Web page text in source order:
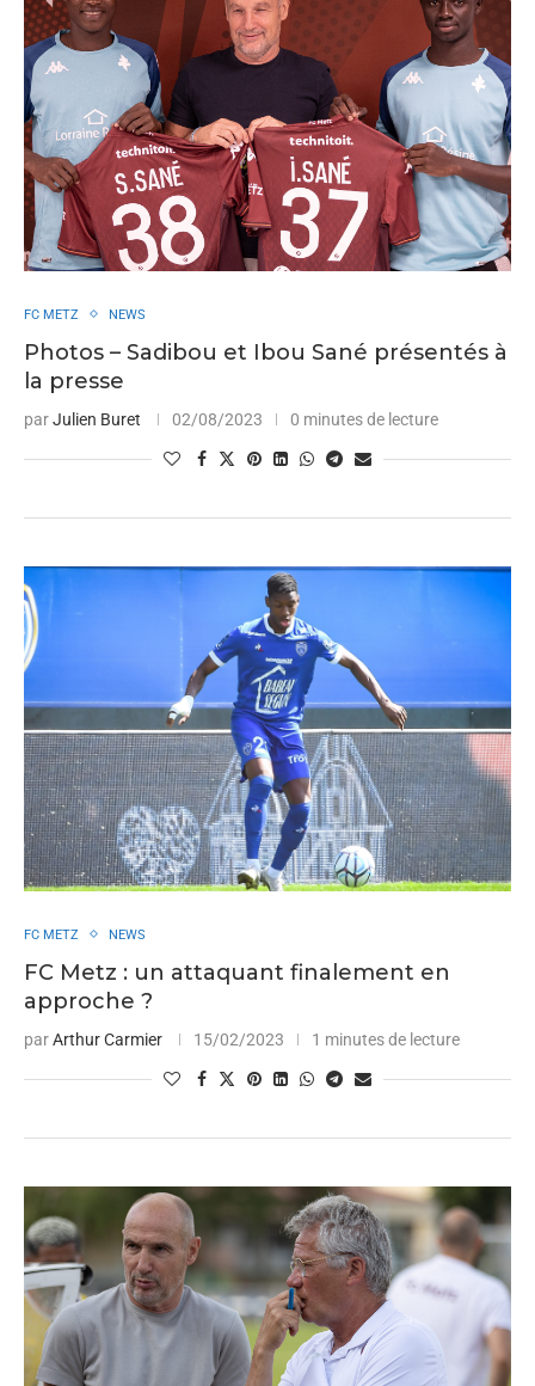
FC METZ NEWS
Photos – Sadibou et Ibou Sané présentés à
la presse
parJulien Buret 02/08/2023 0 minutes de lecture
FC METZ NEWS
FC Metz : un attaquant finalement en
approche ?
parArthur Carmier 15/02/2023 1 minutes de lecture